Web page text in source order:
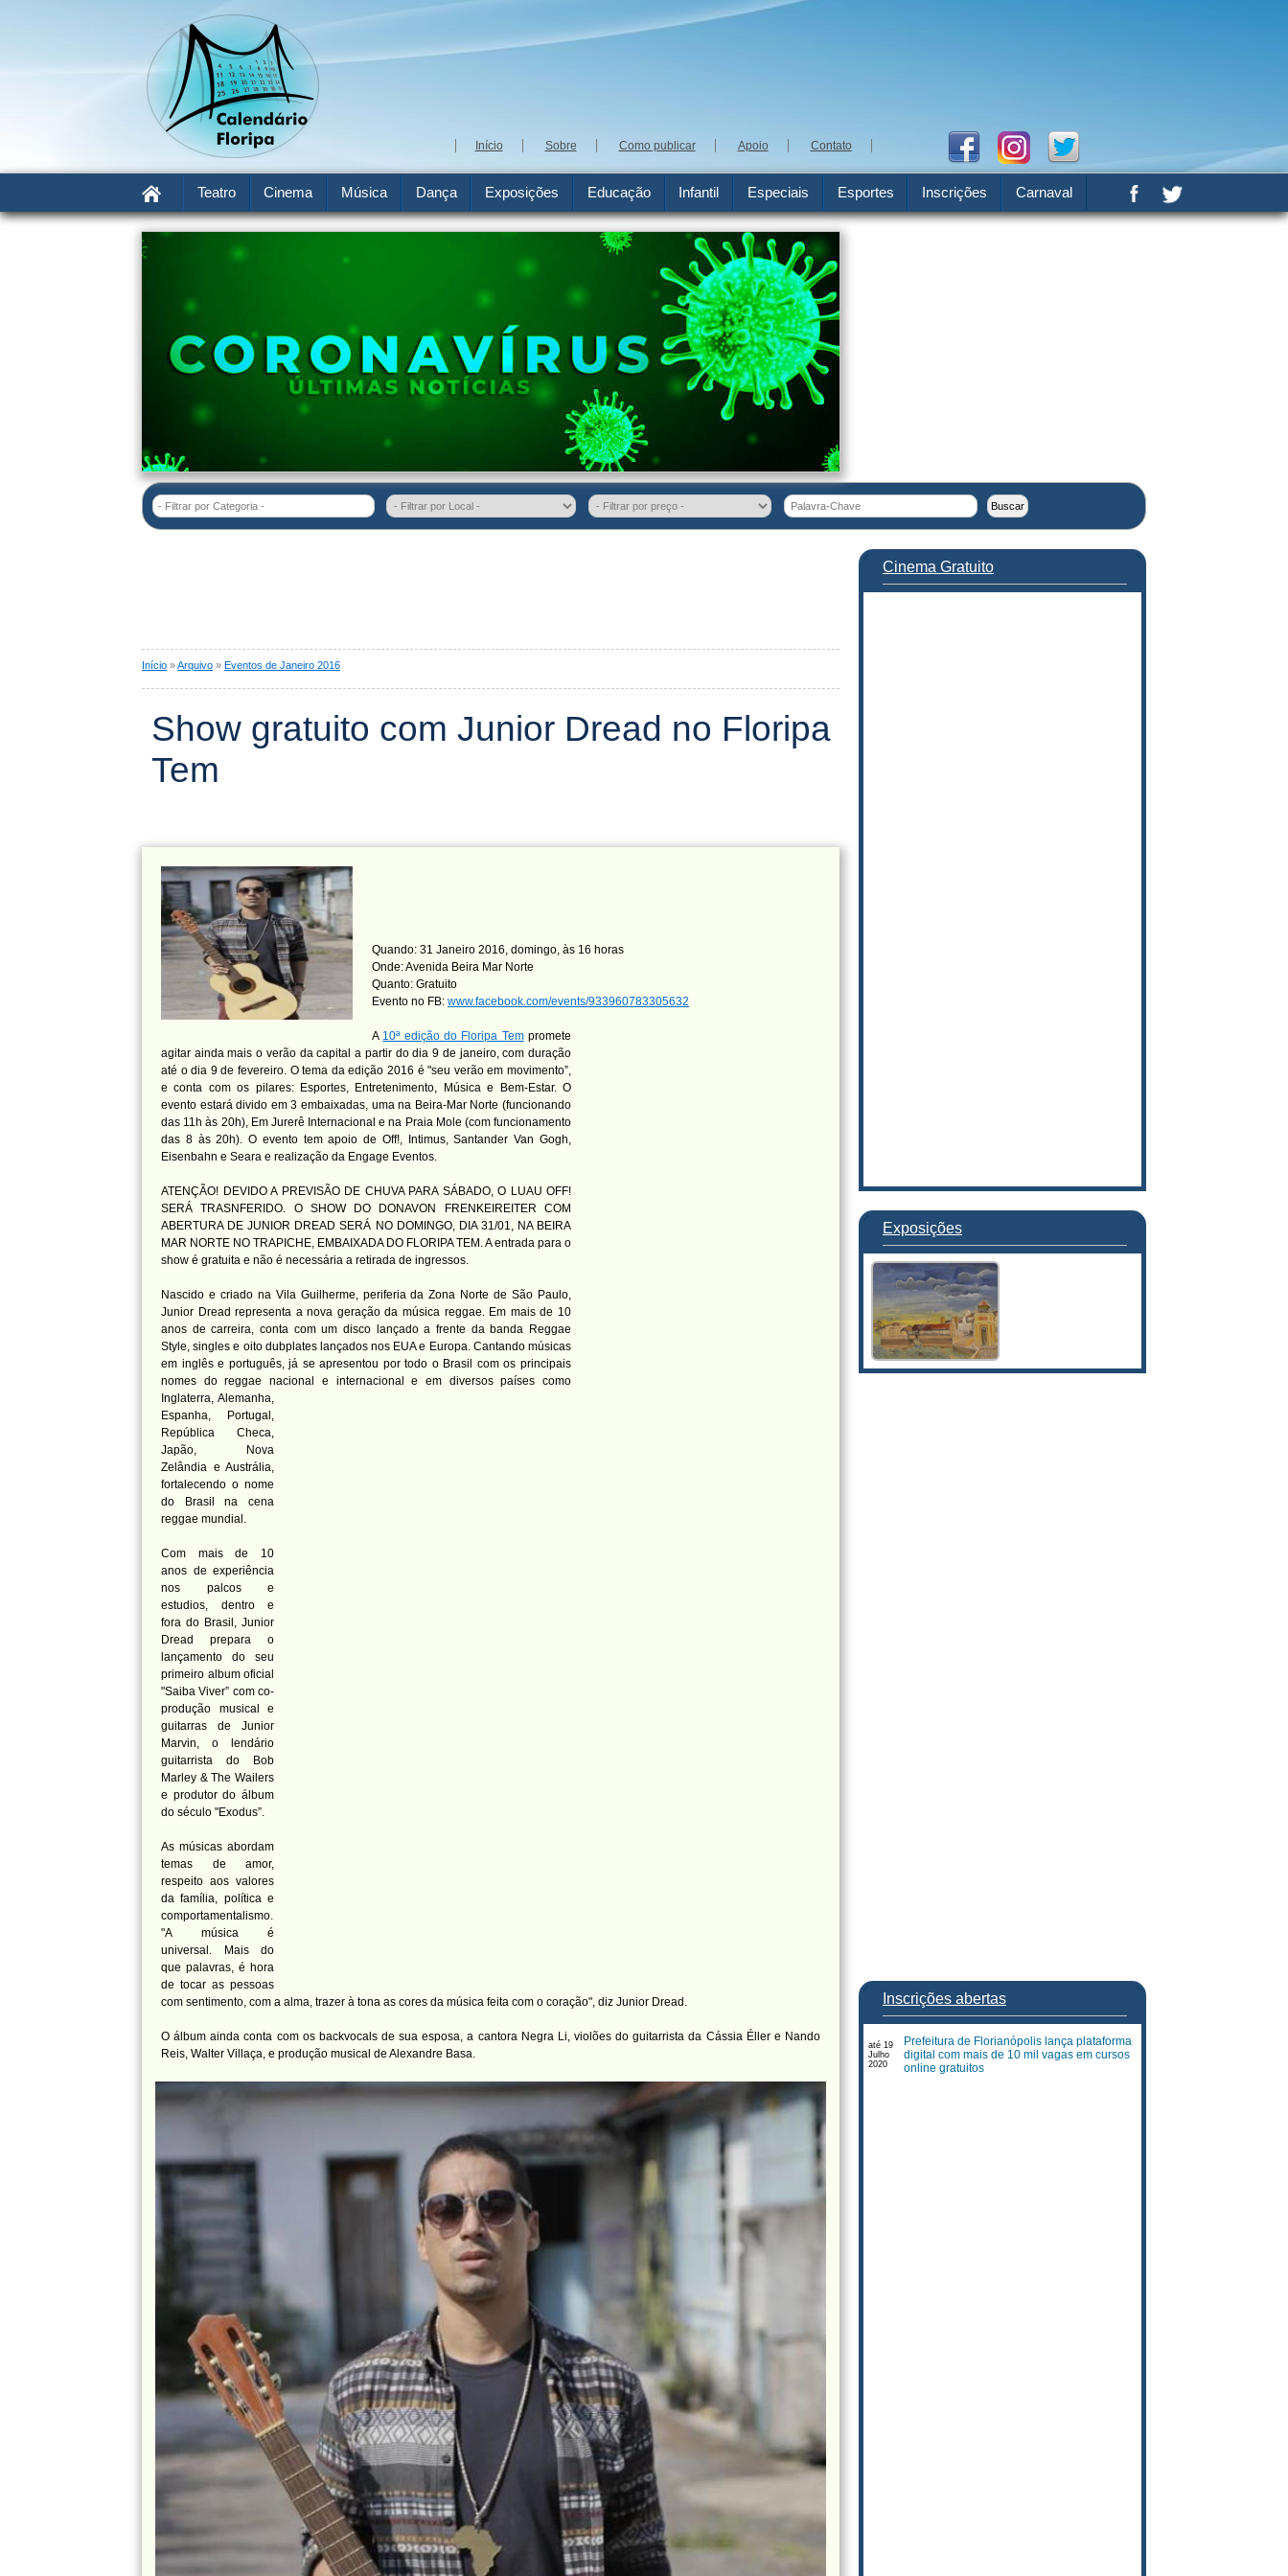
Início Sobre Como publicar Apoio Contato
Teatro Cinema Música Dança Exposições Educação Infantil Especiais Esportes Inscrições Carnaval
- Filtrar por Categoria -
Início »Arquivo » Eventos de Janeiro 2016
Show gratuito com Junior Dread no Floripa
Tem
Quando: 31 Janeiro 2016, domingo, às 16 horas
Onde: Avenida Beira Mar Norte
Quanto: Gratuito
Evento no FB: www.facebook.com/events/933960783305632
A 10ª edição do Floripa Tempromete
agitar ainda mais o verão da capital a partir do dia 9 de janeiro, com duração
até o dia 9 de fevereiro. O tema da edição 2016 é "seu verão em movimento”,
e conta com os pilares: Esportes, Entretenimento, Música e Bem-Estar. O
evento estará divido em 3 embaixadas, uma na Beira-Mar Norte (funcionando
das 11h às 20h), Em Jurerê Internacional e na Praia Mole (com funcionamento
das 8 às 20h). O evento tem apoio de Off!, Intimus, Santander Van Gogh,
Eisenbahn e Seara e realização da Engage Eventos.
ATENÇÃO! DEVIDO A PREVISÃO DE CHUVA PARA SÁBADO, O LUAU OFF!
SERÁ TRASNFERIDO. O SHOW DO DONAVON FRENKEIREITER COM
ABERTURA DE JUNIOR DREAD SERÁ NO DOMINGO, DIA 31/01, NA BEIRA
MAR NORTE NO TRAPICHE, EMBAIXADA DO FLORIPA TEM. A entrada para o
show é gratuita e não é necessária a retirada de ingressos.
Nascido e criado na Vila Guilherme, periferia da Zona Norte de São Paulo,
Junior Dread representa a nova geração da música reggae. Em mais de 10
anos de carreira, conta com um disco lançado a frente da banda Reggae
Style, singles e oito dubplates lançados nos EUA e Europa. Cantando músicas
em inglês e português, já se apresentou por todo o Brasil com os principais
nomes do reggae nacional e internacional e em diversos países como
Inglaterra, Alemanha,
Espanha, Portugal,
República Checa,
Japão, Nova
Zelândia e Austrália,
fortalecendo o nome
do Brasil na cena
reggae mundial.
Com mais de 10
anos de experiência
nos palcos e
estudios, dentro e
fora do Brasil, Junior
Dread prepara o
lançamento do seu
primeiro album oficial
"Saiba Viver” com co-
produção musical e
guitarras de Junior
Marvin, o lendário
guitarrista do Bob
Marley & The Wailers
e produtor do álbum
do século "Exodus”.
As músicas abordam
temas de amor,
respeito aos valores
da família, política e
comportamentalismo.
"A música é
universal. Mais do
que palavras, é hora
de tocar as pessoas
com sentimento, com a alma, trazer à tona as cores da música feita com o coração", diz Junior Dread.
O álbum ainda conta com os backvocals de sua esposa, a cantora Negra Li, violões do guitarrista da Cássia Éller e Nando
Reis, Walter Villaça, e produção musical de Alexandre Basa.
Cinema Gratuito
Exposições
Inscrições abertas
até 19
Julho
2020
Prefeitura de Florianópolis lança plataforma
digital com mais de 10 mil vagas em cursos
online gratuitos